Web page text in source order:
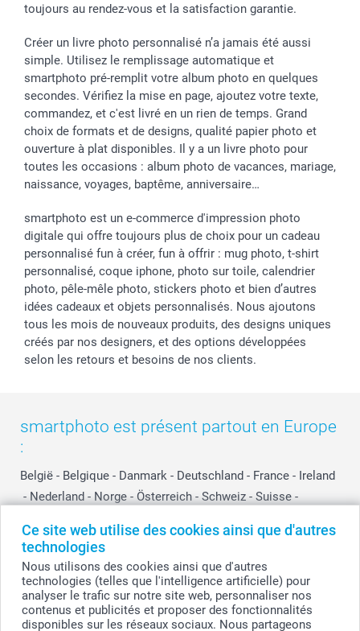
Ce site web utilise des cookies ainsi que d'autres
technologies
Nous utilisons des cookies ainsi que d'autres
technologies (telles que l'intelligence artificielle) pour
analyser le trafic sur notre site web, personnaliser nos
contenus et publicités et proposer des fonctionnalités
disponibles sur les réseaux sociaux. Nous partageons
toujours au rendez-vous et la satisfaction garantie.
Créer un livre photo personnalisé n’a jamais été aussi
simple. Utilisez le remplissage automatique et
smartphoto pré-remplit votre album photo en quelques
secondes. Vérifiez la mise en page, ajoutez votre texte,
commandez, et c'est livré en un rien de temps. Grand
choix de formats et de designs, qualité papier photo et
ouverture à plat disponibles. Il y a un livre photo pour
toutes les occasions : album photo de vacances, mariage,
naissance, voyages, baptême, anniversaire…
smartphoto est un e-commerce d'impression photo
digitale qui offre toujours plus de choix pour un cadeau
personnalisé fun à créer, fun à offrir : mug photo, t-shirt
personnalisé, coque iphone, photo sur toile, calendrier
photo, pêle-mêle photo, stickers photo et bien d’autres
idées cadeaux et objets personnalisés. Nous ajoutons
tous les mois de nouveaux produits, des designs uniques
créés par nos designers, et des options développées
selon les retours et besoins de nos clients.
smartphoto est présent partout en Europe
:
België - Belgique - Danmark - Deutschland - France - Ireland
- Nederland - Norge - Österreich - Schweiz - Suisse -
Other Countries
Tous les prix sont en EURO (€), TVA incluse et hors frais de port.